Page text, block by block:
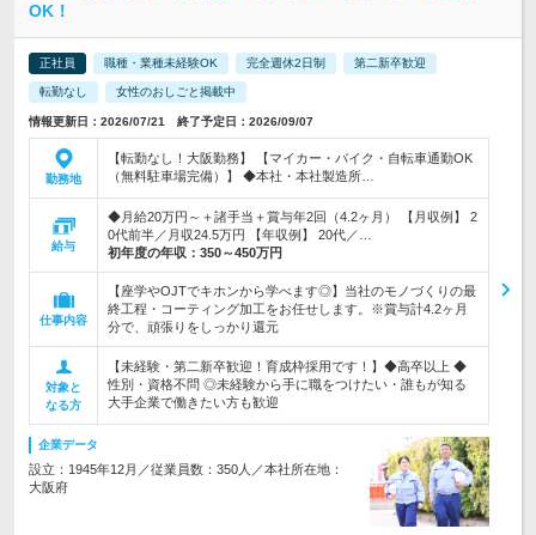
OK！
正社員 職種・業種未経験OK 完全週休2日制 第二新卒歓迎
転勤なし 女性のおしごと掲載中
情報更新日：2026/07/21 終了予定日：2026/09/07
勤務地
【転勤なし！大阪勤務】 【マイカー・バイク・自転車通勤OK
（無料駐車場完備）】 ◆本社・本社製造所…
給与
◆月給20万円～＋諸手当＋賞与年2回（4.2ヶ月） 【月収例】 2
0代前半／月収24.5万円 【年収例】 20代／…
初年度の年収： 350～450万円
仕事内容
【座学やOJTでキホンから学べます◎】当社のモノづくりの最
終工程・コーティング加工をお任せします。※賞与計4.2ヶ月
分で、頑張りをしっかり還元
対象と
なる方
【未経験・第二新卒歓迎！育成枠採用です！】◆高卒以上 ◆
性別・資格不問 ◎未経験から手に職をつけたい・誰もが知る
大手企業で働きたい方も歓迎
企業データ
設立：1945年12月／従業員数：350人／本社所在地：
大阪府